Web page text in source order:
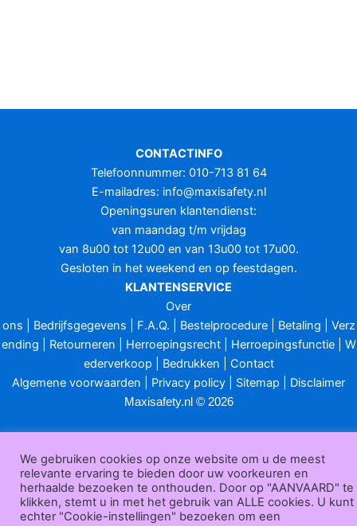
CONTACTINFO
Telefoonnummer: 010-713 81 64
E-mailadres: info@maxisafety.nl
Openingsuren klantendienst:
van maandag t/m vrijdag
van 8u00 tot 12u00 en van 13u00 tot 17u00.
Gesloten in het weekend en op feestdagen.
KLANTENSERVICE
Over
ons
Bedrijfsgegevens F.A.Q. Bestelprocedure| Betaling
Verz
ending
Retourneren Herroepingsrecht| Herroepingsfunctie| W
ederverkoop
Bedrukken
Contact
Algemene voorwaarden
Privacy policy Sitemap Disclaimer
Maxisafety.nl © 2026
We gebruiken cookies op onze website om u de meest
relevante ervaring te bieden door uw voorkeuren en
herhaalde bezoeken te onthouden. Door op "AANVAARD" te
klikken, stemt u in met het gebruik van ALLE cookies. U kunt
echter "Cookie-instellingen" bezoeken om een